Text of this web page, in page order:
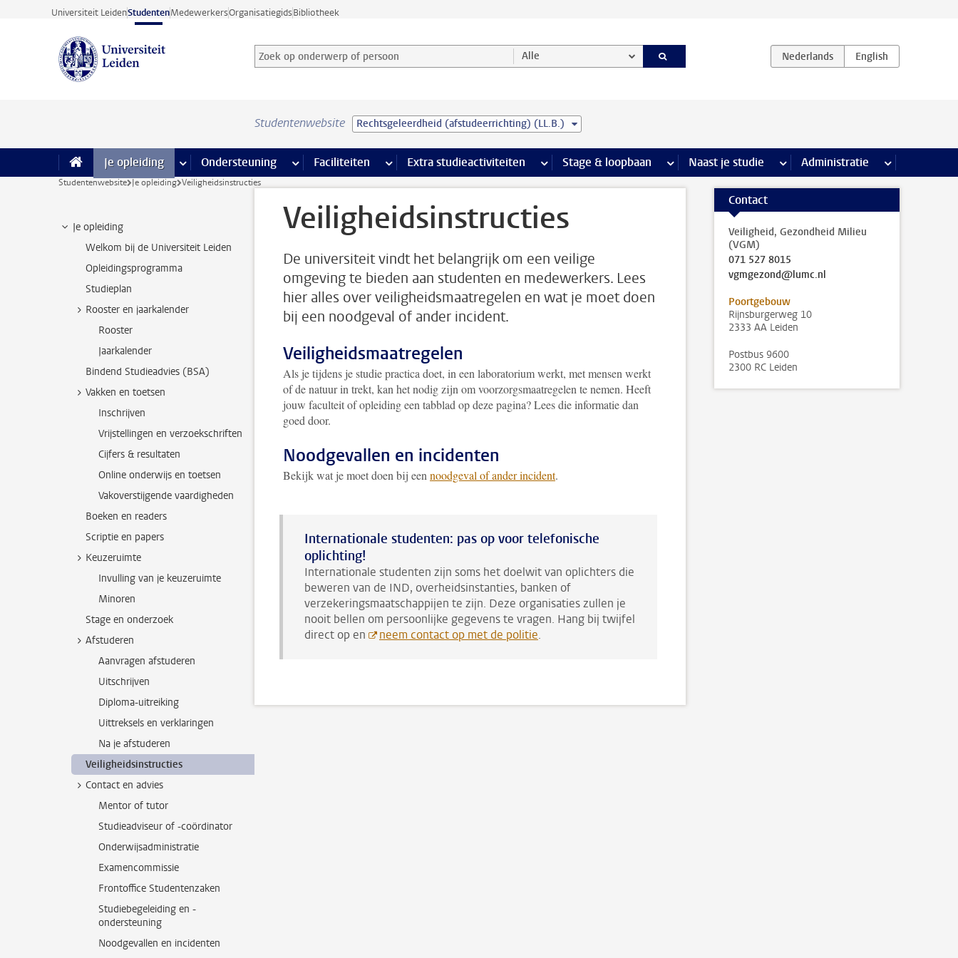
Ga direct naar de inhoud
Universiteit LeidenStudentenMedewerkersOrganisatiegidsBibliotheek
Zoek op onderwerp of persoon en selecteer categorie
Zoekterm Alle
Studentenwebsite Rechtsgeleerdheid (afstudeerrichting) (LL.B.)
Je opleiding meer Je opleiding pagina’s
Ondersteuning meer Ondersteuning pagina’s
Faciliteiten meer Faciliteiten pagina’s
Extra studieactiviteiten meer Extra studieactiviteiten pagina’s
Stage & loopbaan meer Stage & loopbaan pagina’s
Naast je studie meer Naast je studie pagina’s
Administratie meer
Studentenwebsite Je opleiding Veiligheidsinstructies
Je opleiding
Welkom bij de Universiteit Leiden
Opleidingsprogramma
Studieplan
Rooster en jaarkalender
Rooster
Jaarkalender
Bindend Studieadvies (BSA)
Vakken en toetsen
Inschrijven
Vrijstellingen en verzoekschriften
Cijfers & resultaten
Online onderwijs en toetsen
Vakoverstijgende vaardigheden
Boeken en readers
Scriptie en papers
Keuzeruimte
Invulling van je keuzeruimte
Minoren
Stage en onderzoek
Afstuderen
Aanvragen afstuderen
Uitschrijven
Diploma-uitreiking
Uittreksels en verklaringen
Na je afstuderen
Veiligheidsinstructies
Contact en advies
Mentor of tutor
Studieadviseur of -coördinator
Onderwijsadministratie
Examencommissie
Frontoffice Studentenzaken
Studiebegeleiding en -
ondersteuning
Noodgevallen en incidenten
Veiligheidsinstructies
De universiteit vindt het belangrijk om een veilige
omgeving te bieden aan studenten en medewerkers. Lees
hier alles over veiligheidsmaatregelen en wat je moet doen
bij een noodgeval of ander incident.
Veiligheidsmaatregelen
Als je tijdens je studie practica doet, in een laboratorium werkt, met mensen werkt
of de natuur in trekt, kan het nodig zijn om voorzorgsmaatregelen te nemen. Heeft
jouw faculteit of opleiding een tabblad op deze pagina? Lees die informatie dan
goed door.
Noodgevallen en incidenten
Bekijk wat je moet doen bij een noodgeval of ander incident.
Internationale studenten: pas op voor telefonische
oplichting!
Internationale studenten zijn soms het doelwit van oplichters die
beweren van de IND, overheidsinstanties, banken of
verzekeringsmaatschappijen te zijn. Deze organisaties zullen je
nooit bellen om persoonlijke gegevens te vragen. Hang bij twijfel
direct op en
neem contact op met de politie.
Contact
Veiligheid, Gezondheid Milieu
(VGM)
071 527 8015
vgmgezond@lumc.nl
Poortgebouw
Rijnsburgerweg 10
2333 AA Leiden
Postbus 9600
2300 RC Leiden